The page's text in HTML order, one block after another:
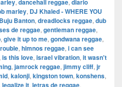
, dancehall reggae, diario
marley, DJ Khaled - WHERE YOU
Banton, dreadlocks reggae, dub
de reggae, gentleman reggae,
, give it up to me, gondwana reggae,
, himnos reggae, i can see
is this love, israel vibration, it wasn't
, jamrock reggae, jimmy cliff, jr
, kalonji, kingston town, konshens,
legalize it, letras de reggae,